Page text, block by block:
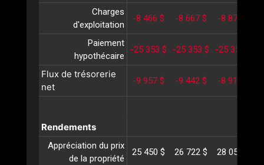
Charges
d'exploitation
-8 466 $ -8 667 $ -8 873 $
Paiement
hypothécaire
-25 353 $ -25 353 $ -25 353 $
Flux de trésorerie
net
-9 957 $ -9 442 $ -8 911 $
Rendements
Appréciation du prix
de la propriété
25 450 $ 26 722 $ 28 058 $